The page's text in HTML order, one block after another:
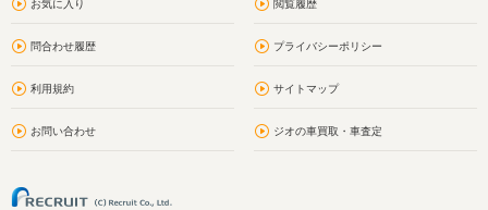
お気に入り 閲覧履歴
問合わせ履歴 プライバシーポリシー
利用規約 サイトマップ
お問い合わせ ジオの車買取・車査定